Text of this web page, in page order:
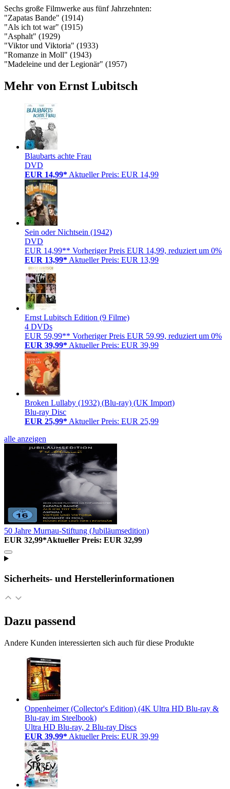
Sechs große Filmwerke aus fünf Jahrzehnten:
"Zapatas Bande" (1914)
"Als ich tot war" (1915)
"Asphalt" (1929)
"Viktor und Viktoria" (1933)
"Romanze in Moll" (1943)
"Madeleine und der Legionär" (1957)
Mehr von Ernst Lubitsch
Blaubarts achte Frau
DVD
EUR 14,99* Aktueller Preis: EUR 14,99
Sein oder Nichtsein (1942)
DVD
EUR 14,99** Vorheriger Preis EUR 14,99, reduziert um 0%
EUR 13,99* Aktueller Preis: EUR 13,99
Ernst Lubitsch Edition (9 Filme)
4 DVDs
EUR 59,99** Vorheriger Preis EUR 59,99, reduziert um 0%
EUR 39,99* Aktueller Preis: EUR 39,99
Broken Lullaby (1932) (Blu-ray) (UK Import)
Blu-ray Disc
EUR 25,99* Aktueller Preis: EUR 25,99
alle anzeigen
50 Jahre Murnau-Stiftung (Jubiläumsedition)
EUR 32,99*Aktueller Preis: EUR 32,99
Sicherheits- und Herstellerinformationen
Dazu passend
Andere Kunden interessierten sich auch für diese Produkte
Oppenheimer (Collector's Edition) (4K Ultra HD Blu-ray &
Blu-ray im Steelbook)
Ultra HD Blu-ray, 2 Blu-ray Discs
EUR 39,99* Aktueller Preis: EUR 39,99